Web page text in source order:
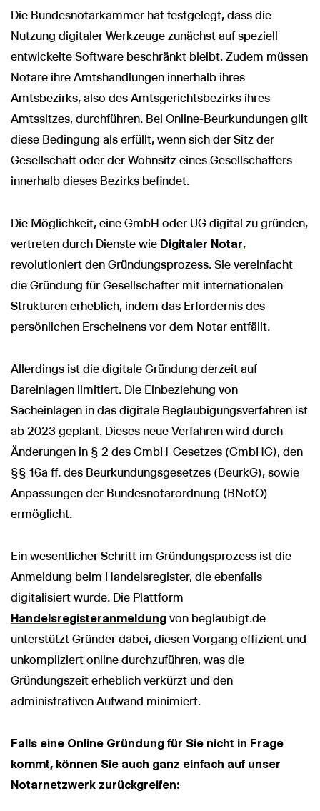
Die Bundesnotarkammer hat festgelegt, dass die
Nutzung digitaler Werkzeuge zunächst auf speziell
entwickelte Software beschränkt bleibt. Zudem müssen
Notare ihre Amtshandlungen innerhalb ihres
Amtsbezirks, also des Amtsgerichtsbezirks ihres
Amtssitzes, durchführen. Bei Online-Beurkundungen gilt
diese Bedingung als erfüllt, wenn sich der Sitz der
Gesellschaft oder der Wohnsitz eines Gesellschafters
innerhalb dieses Bezirks befindet.
Die Möglichkeit, eine GmbH oder UG digital zu gründen,
vertreten durch Dienste wie Digitaler Notar,
revolutioniert den Gründungsprozess. Sie vereinfacht
die Gründung für Gesellschafter mit internationalen
Strukturen erheblich, indem das Erfordernis des
persönlichen Erscheinens vor dem Notar entfällt.
Allerdings ist die digitale Gründung derzeit auf
Bareinlagen limitiert. Die Einbeziehung von
Sacheinlagen in das digitale Beglaubigungsverfahren ist
ab 2023 geplant. Dieses neue Verfahren wird durch
Änderungen in § 2 des GmbH-Gesetzes (GmbHG), den
§§ 16a ff. des Beurkundungsgesetzes (BeurkG), sowie
Anpassungen der Bundesnotarordnung (BNotO)
ermöglicht.
Ein wesentlicher Schritt im Gründungsprozess ist die
Anmeldung beim Handelsregister, die ebenfalls
digitalisiert wurde. Die Plattform
Handelsregisteranmeldung von beglaubigt.de
unterstützt Gründer dabei, diesen Vorgang effizient und
unkompliziert online durchzuführen, was die
Gründungszeit erheblich verkürzt und den
administrativen Aufwand minimiert.
Falls eine Online Gründung für Sie nicht in Frage
kommt, können Sie auch ganz einfach auf unser
Notarnetzwerk zurückgreifen: